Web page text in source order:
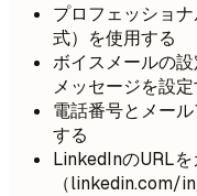
プロフェッショ
式）を使用する
ボイスメールの
メッセージを設定
電話番号とメー
する
LinkedInのURL
（linkedin.com/